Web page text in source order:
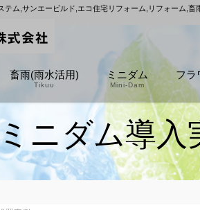
ム,サンエービルド,エコ住宅リフォーム,リフォーム,
畜雨(雨水活用)
Tikuu
ミニダム
Mini-Dam
フラ
ニダム導入